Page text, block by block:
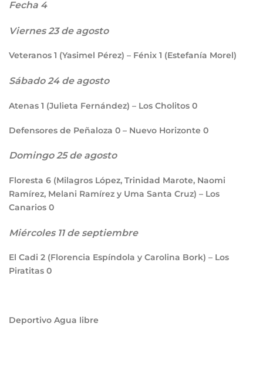
Fecha 4
Viernes 23 de agosto
Veteranos 1 (Yasimel Pérez) – Fénix 1 (Estefanía Morel)
Sábado 24 de agosto
Atenas 1 (Julieta Fernández) – Los Cholitos 0
Defensores de Peñaloza 0 – Nuevo Horizonte 0
Domingo 25 de agosto
Floresta 6 (Milagros López, Trinidad Marote, Naomi
Ramírez, Melani Ramírez y Uma Santa Cruz) – Los
Canarios 0
Miércoles 11 de septiembre
El Cadi 2 (Florencia Espíndola y Carolina Bork) – Los
Piratitas 0
Deportivo Agua libre